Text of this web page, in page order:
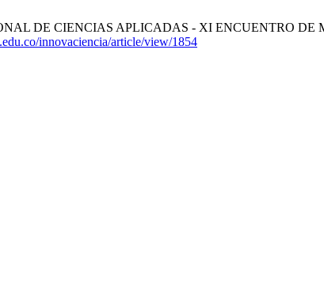
DE CIENCIAS APLICADAS - XI ENCUENTRO DE
innovaciencia/article/view/1854